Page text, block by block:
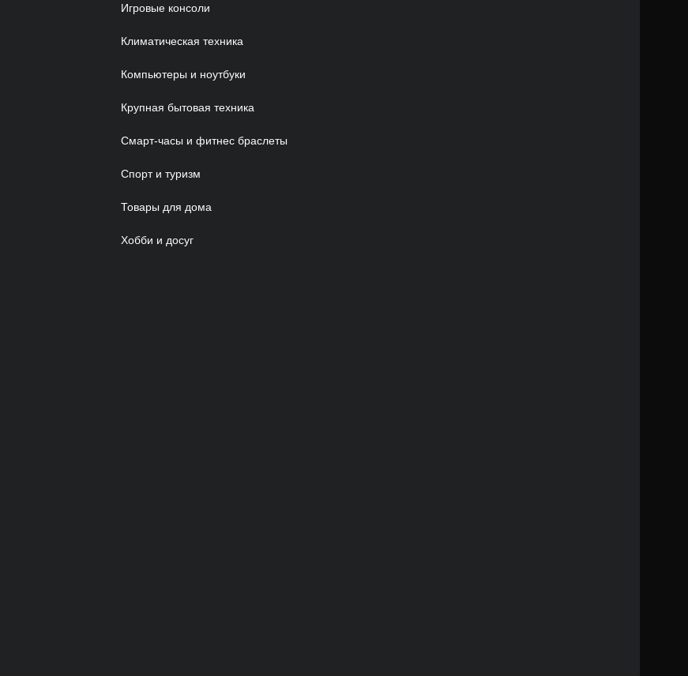
Игровые консоли
Климатическая техника
Компьютеры и ноутбуки
Крупная бытовая техника
Смарт-часы и фитнес браслеты
Спорт и туризм
Товары для дома
Хобби и досуг